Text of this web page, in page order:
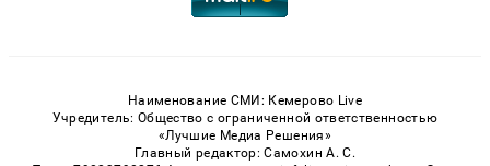
Наименование СМИ: Кемерово Live
Учредитель: Общество с ограниченной ответственностью
«Лучшие Медиа Решения»
Главный редактор: Самохин А. С.